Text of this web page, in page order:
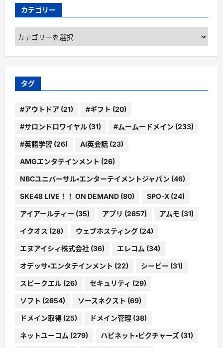
カテゴリー
カ
ゴ
ー
タグ
#アウトドア (21) #ギフト (20)
#サロンドロワイヤル (31) #ムームードメイン (233)
#英語学習 (26) AI英会話 (23)
AMGエンタテインメント (26)
NBCユニバーサル・エンターテイメントジャパン (46)
SKE48 LIVE！！ ON DEMAND (80) SPO-X (24)
アイアールティー (35) アプリ (2657) アムモ (31)
イクオス (28) ウェブホスティング (24)
エヌアイシィ株式会社 (36) エレコム (34)
オデッサ・エンタテインメント (22) シービー (31)
スピークエル (26) セキュリティ (29)
ソフト (2654) ソースネクスト (69)
ドメイン取得 (25) ドメイン管理 (38)
ネットユーコム (279) ハピネット・ピクチャーズ (31)